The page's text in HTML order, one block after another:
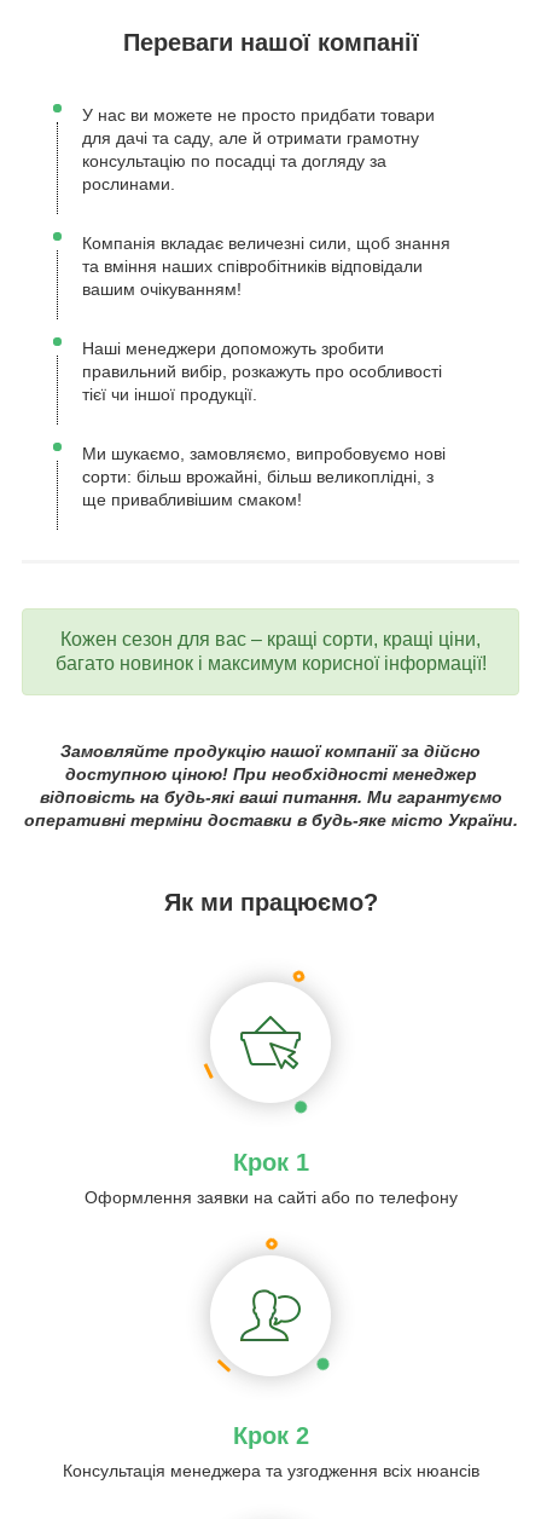
Переваги нашої компанії
У нас ви можете не просто придбати товари
для дачі та саду, але й отримати грамотну
консультацію по посадці та догляду за
рослинами.
Компанія вкладає величезні сили, щоб знання
та вміння наших співробітників відповідали
вашим очікуванням!
Наші менеджери допоможуть зробити
правильний вибір, розкажуть про особливості
тієї чи іншої продукції.
Ми шукаємо, замовляємо, випробовуємо нові
сорти: більш врожайні, більш великоплідні, з
ще привабливішим смаком!
Кожен сезон для вас – кращі сорти, кращі ціни,
багато новинок і максимум корисної інформації!
Замовляйте продукцію нашої компанії за дійсно
доступною ціною! При необхідності менеджер
відповість на будь-які ваші питання. Ми гарантуємо
оперативні терміни доставки в будь-яке місто України.
Як ми працюємо?
Крок 1
Оформлення заявки на сайті або по телефону
Крок 2
Консультація менеджера та узгодження всіх нюансів